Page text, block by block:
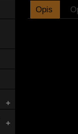
+
+
Opis